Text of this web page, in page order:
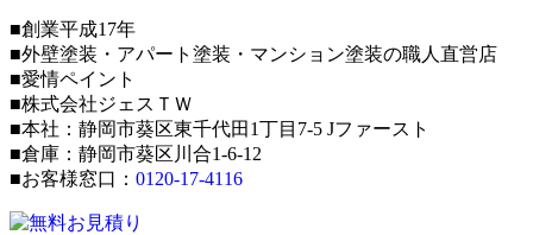
■創業平成17年
■外壁塗装・アパート塗装・マンション塗装の職人直営店
■愛情ペイント
■株式会社ジェスＴＷ
■本社：静岡市葵区東千代田1丁目7-5 Jファースト
■倉庫：静岡市葵区川合1-6-12
■お客様窓口： 0120-17-4116